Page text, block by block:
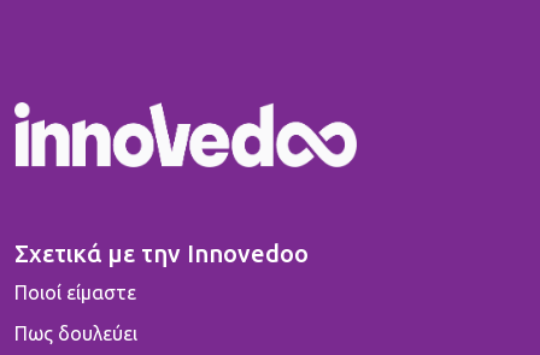
Σχετικά με την Innovedoo
Ποιοί είμαστε
Πως δουλεύει